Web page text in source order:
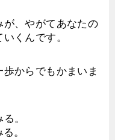
が、やがてあなたの
くんです。
からでもかまいま
。
。